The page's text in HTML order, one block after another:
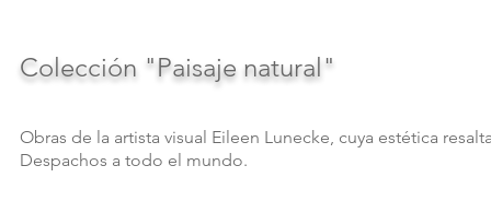
Colección "Paisaje natural"
Obras de la artista visual Eileen Lunecke, cuya estética
Despachos a todo el mundo.